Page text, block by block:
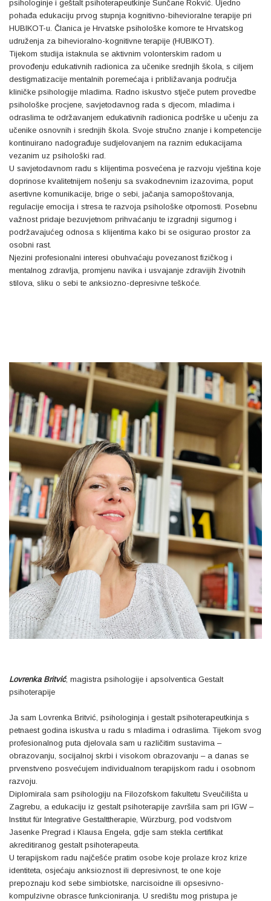
psihologinje i geštalt psihoterapeutkinje Sunčane Rokvić. Ujedno
pohađa edukaciju prvog stupnja kognitivno-bihevioralne terapije pri
HUBIKOT-u. Članica je Hrvatske psihološke komore te Hrvatskog
udruženja za bihevioralno-kognitivne terapije (HUBIKOT).
Tijekom studija istaknula se aktivnim volonterskim radom u
provođenju edukativnih radionica za učenike srednjih škola, s ciljem
destigmatizacije mentalnih poremećaja i približavanja područja
kliničke psihologije mladima. Radno iskustvo stječe putem provedbe
psihološke procjene, savjetodavnog rada s djecom, mladima i
odraslima te održavanjem edukativnih radionica podrške u učenju za
učenike osnovnih i srednjih škola. Svoje stručno znanje i kompetencije
kontinuirano nadograđuje sudjelovanjem na raznim edukacijama
vezanim uz psihološki rad.
U savjetodavnom radu s klijentima posvećena je razvoju vještina koje
doprinose kvalitetnijem nošenju sa svakodnevnim izazovima, poput
asertivne komunikacije, brige o sebi, jačanja samopoštovanja,
regulacije emocija i stresa te razvoja psihološke otpornosti. Posebnu
važnost pridaje bezuvjetnom prihvaćanju te izgradnji sigurnog i
podržavajućeg odnosa s klijentima kako bi se osigurao prostor za
osobni rast.
Njezini profesionalni interesi obuhvaćaju povezanost fizičkog i
mentalnog zdravlja, promjenu navika i usvajanje zdravijih životnih
stilova, sliku o sebi te anksiozno-depresivne teškoće.
Lovrenka Britvić, magistra psihologije i apsolventica Gestalt
psihoterapije
Ja sam Lovrenka Britvić, psihologinja i gestalt psihoterapeutkinja s
petnaest godina iskustva u radu s mladima i odraslima. Tijekom svog
profesionalnog puta djelovala sam u različitim sustavima –
obrazovanju, socijalnoj skrbi i visokom obrazovanju – a danas se
prvenstveno posvećujem individualnom terapijskom radu i osobnom
razvoju.
Diplomirala sam psihologiju na Filozofskom fakultetu Sveučilišta u
Zagrebu, a edukaciju iz gestalt psihoterapije završila sam pri IGW –
Institut für Integrative Gestalttherapie, Würzburg, pod vodstvom
Jasenke Pregrad i Klausa Engela, gdje sam stekla certifikat
akreditiranog gestalt psihoterapeuta.
U terapijskom radu najčešće pratim osobe koje prolaze kroz krize
identiteta, osjećaju anksioznost ili depresivnost, te one koje
prepoznaju kod sebe simbiotske, narcisoidne ili opsesivno-
kompulzivne obrasce funkcioniranja. U središtu mog pristupa je